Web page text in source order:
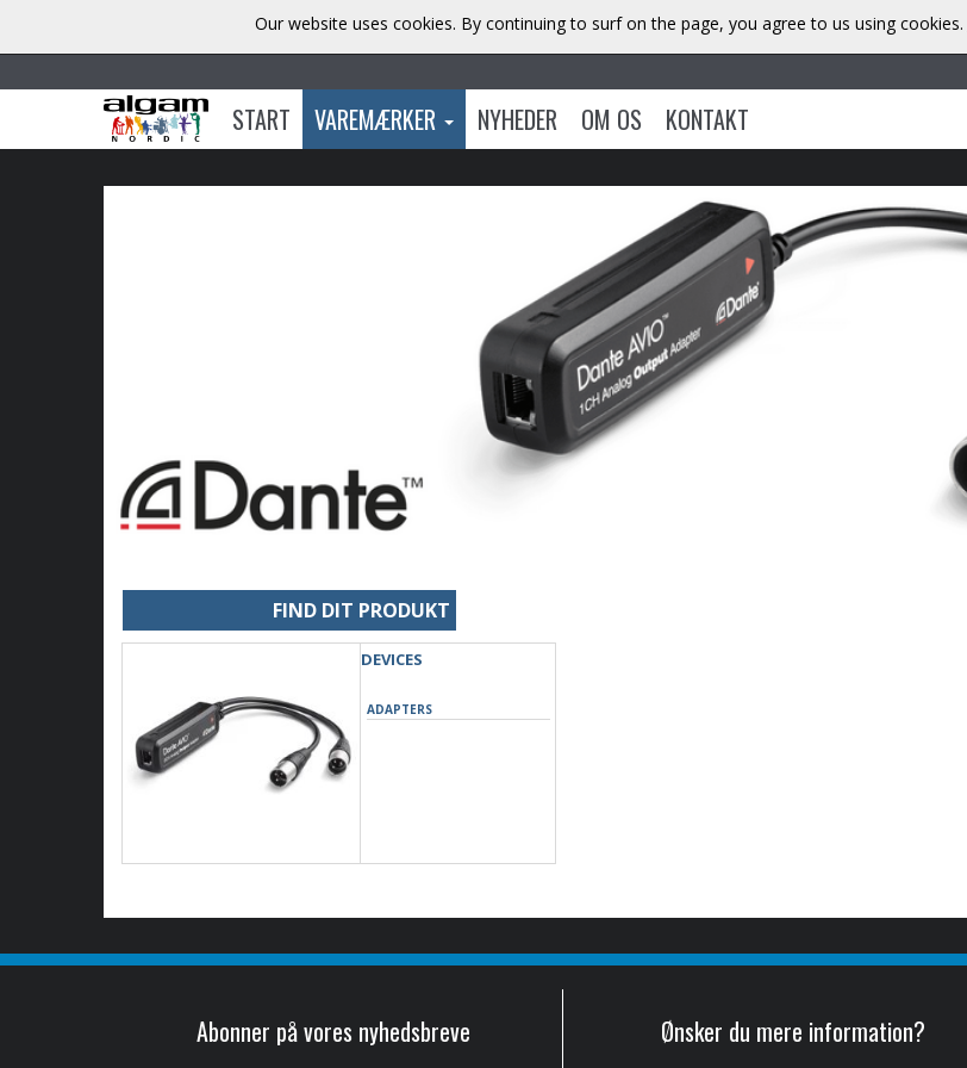
START VAREMÆRKER NYHEDER OM OS KONTAKT
FIND DIT PRODUKT
DEVICES
ADAPTERS
Abonner på vores nyhedsbreve Ønsker du mere information?
Our website uses cookies. By continuing to surf on the page, you agree to us using cookies.